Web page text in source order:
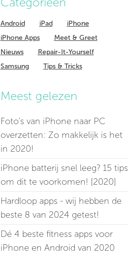
Android iPad
iPhone
iPhone Apps
Meet & Greet
Nieuws
Repair-It-Yourself
Samsung
Tips & Tricks
Meest gelezen
Foto's van iPhone naar PC
overzetten: Zo makkelijk is het
in 2020!
iPhone batterij snel leeg? 15 tips
om dit te voorkomen! [2020]
Hardloop apps - wij hebben de
beste 8 van 2024 getest!
Dé 4 beste fitness apps voor
iPhone en Android van 2020